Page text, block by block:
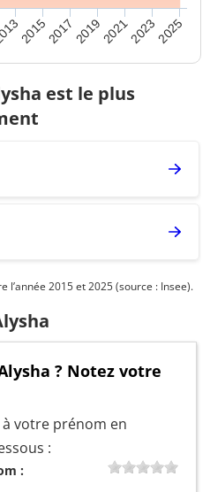
201520172019202120232025
est le plus
l’année 2015 et 2025 (source : Insee).
? Notez votre
votre prénom en
:
: